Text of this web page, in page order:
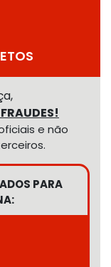
e não
PARA